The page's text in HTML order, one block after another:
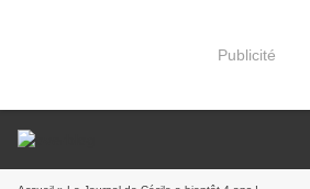
Publicité